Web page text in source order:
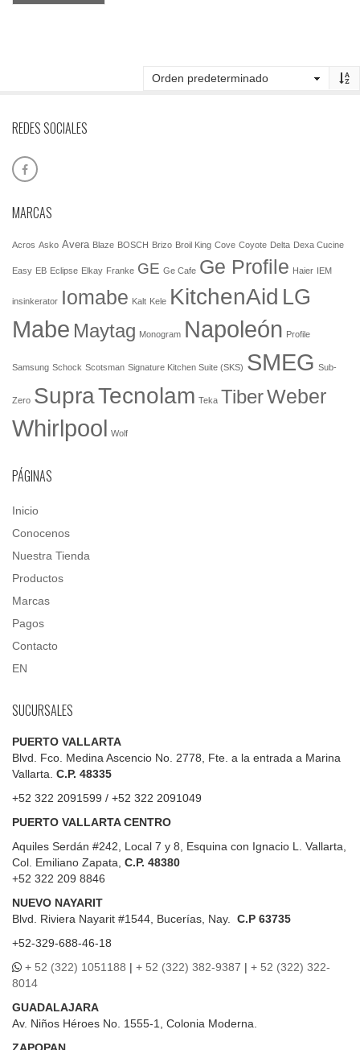
REDES SOCIALES
MARCAS
Acros Asko Avera Blaze BOSCH Brizo Broil King Cove Coyote Delta Dexa Cucine
Easy EB Eclipse Elkay Franke GE Ge Cafe Ge Profile Haier IEM
insinkerator Iomabe Kalt Kele KitchenAid LG
Mabe Maytag Monogram Napoleón Profile
Samsung Schock Scotsman Signature Kitchen Suite (SKS) SMEG Sub-
Zero SupraTecnolam Teka TiberWeber
Whirlpool Wolf
PÁGINAS
Inicio
Conocenos
Nuestra Tienda
Productos
Marcas
Pagos
Contacto
EN
SUCURSALES
PUERTO VALLARTA
Blvd. Fco. Medina Ascencio No. 2778, Fte. a la entrada a Marina
Vallarta. C.P. 48335
+52 322 2091599 / +52 322 2091049
PUERTO VALLARTA CENTRO
Aquiles Serdán #242, Local 7 y 8, Esquina con Ignacio L. Vallarta,
Col. Emiliano Zapata, C.P. 48380
+52 322 209 8846
NUEVO NAYARIT
Blvd.
Riviera Nayarit #1544, Bucerías, Nay. C.P 63735
+52-329-688-46-18
+ 52 (322) 1051188 | + 52 (322) 382-9387 | + 52 (322) 322-
8014
GUADALAJARA
Av. Niños Héroes No. 1555-1, Colonia Moderna.
ZAPOPAN